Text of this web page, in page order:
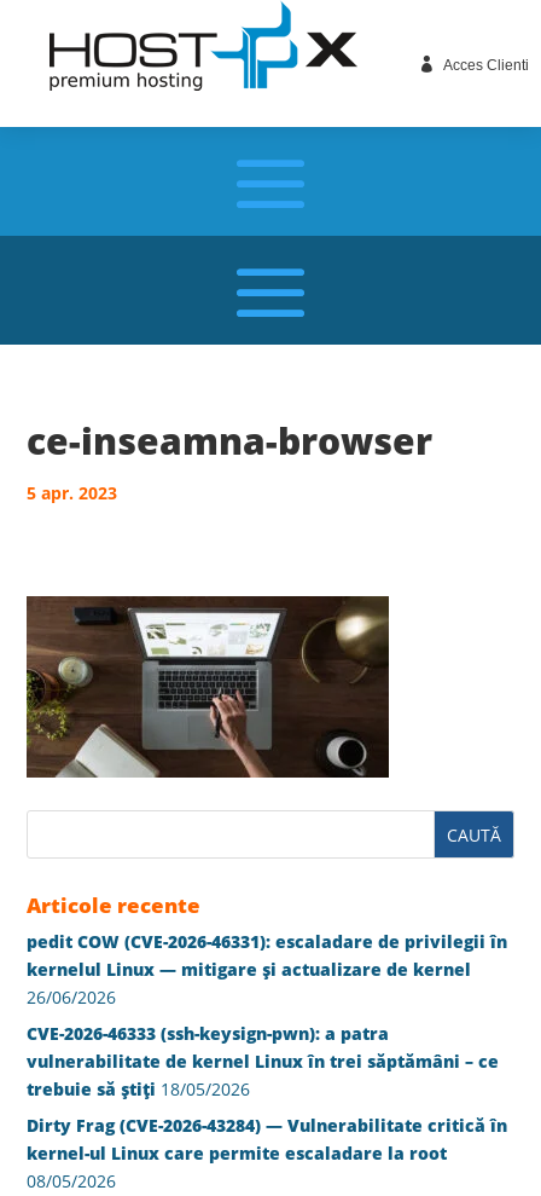
 Acces Clienti
ce-inseamna-browser
5 apr. 2023
Articole recente
pedit COW (CVE-2026-46331): escaladare de privilegii în
kernelul Linux — mitigare și actualizare de kernel
26/06/2026
CVE-2026-46333 (ssh-keysign-pwn): a patra
vulnerabilitate de kernel Linux în trei săptămâni – ce
trebuie să știți 18/05/2026
Dirty Frag (CVE-2026-43284) — Vulnerabilitate critică în
kernel-ul Linux care permite escaladare la root
08/05/2026